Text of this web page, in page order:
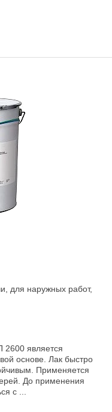
для наружных работ,
является
основе. Лак быстро
Применяется
До применения
с ...